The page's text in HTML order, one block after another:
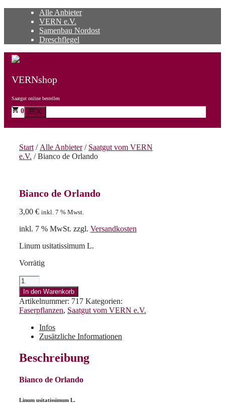
Alle Anbieter
VERN e.V.
Samenbau Nordost
Dreschflegel
VERNshop
Saatgut online bestellen
0
Start / Alle Anbieter/ Saatgut vom VERN
e.V. / Bianco de Orlando
Bianco de Orlando
3,00 € inkl. 7 % Mwst.
inkl. 7 % MwSt. zzgl. Versandkosten
Linum usitatissimum L.
Vorrätig
Bianco
de
Orlando
Menge
In den Warenkorb
Artikelnummer: 717 Kategorien:
Faserpflanzen, Saatgut vom VERN e.V.
Infos
Zusätzliche Informationen
Beschreibung
Bianco de Orlando
Linum usitatissimum L.